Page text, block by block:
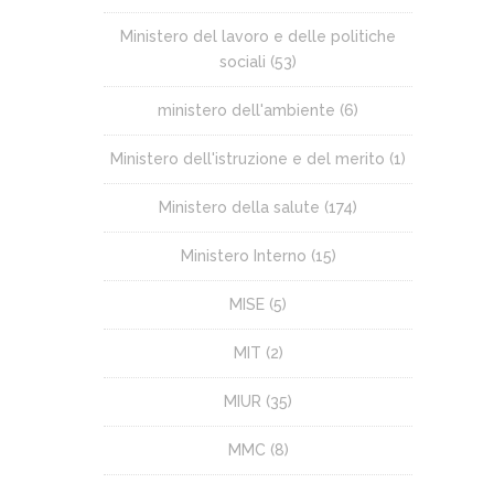
Ministero del lavoro e delle politiche
sociali (53)
ministero dell'ambiente (6)
Ministero dell'istruzione e del merito (1)
Ministero della salute (174)
Ministero Interno (15)
MISE (5)
MIT (2)
MIUR (35)
MMC (8)